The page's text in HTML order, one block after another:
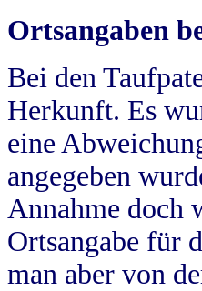
Ortsangaben
Bei den
Herkunft. Es
eine
angegeben
Annahme doch
Ortsangabe für
man aber von